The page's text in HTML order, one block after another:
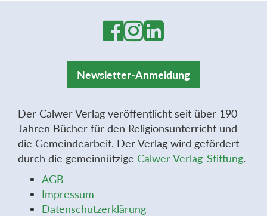
Newsletter-Anmeldung
Der Calwer Verlag veröffentlicht seit über 190
Jahren Bücher für den Religionsunterricht und
die Gemeindearbeit. Der Verlag wird gefördert
durch die gemeinnützige Calwer Verlag-Stiftung.
AGB
Impressum
Datenschutzerklärung